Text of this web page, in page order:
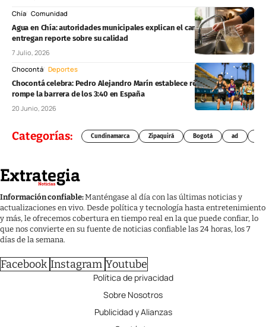
Chía Comunidad
Agua en Chía: autoridades municipales explican el cambio de color y
entregan reporte sobre su calidad
7 Julio, 2026
Chocontá Deportes
Chocontá celebra: Pedro Alejandro Marín establece récord nacional y
rompe la barrera de los 3:40 en España
20 Junio, 2026
Categorías: Cundinamarca Zipaquirá Bogotá ad
Información confiable:Manténgase al día con las últimas noticias y
actualizaciones en vivo. Desde política y tecnología hasta entretenimiento
y más, le ofrecemos cobertura en tiempo real en la que puede confiar, lo
que nos convierte en su fuente de noticias confiable las 24 horas, los 7
días de la semana.
Facebook Instagram Youtube
Política de privacidad
Sobre Nosotros
Publicidad y Alianzas